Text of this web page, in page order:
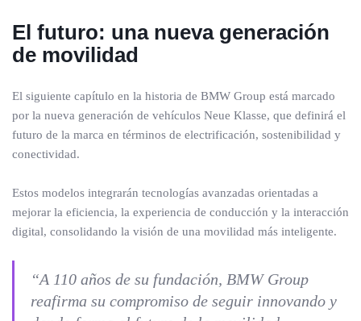
El futuro: una nueva generación
de movilidad
El siguiente capítulo en la historia de BMW Group está marcado
por la nueva generación de vehículos Neue Klasse, que definirá el
futuro de la marca en términos de electrificación, sostenibilidad y
conectividad.
Estos modelos integrarán tecnologías avanzadas orientadas a
mejorar la eficiencia, la experiencia de conducción y la interacción
digital, consolidando la visión de una movilidad más inteligente.
“A 110 años de su fundación, BMW Group
reafirma su compromiso de seguir innovando y